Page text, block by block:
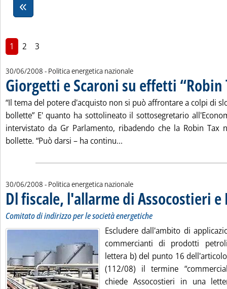
1 2 3
30/06/2008 - Politica energetica nazionale
Giorgetti e Scaroni su effetti “Robin
“Il tema del potere d'acquisto non si può affrontare a colpi di
bollette” E' quanto ha sottolineato il sottosegretario
intervistato da Gr Parlamento, ribadendo che la Robin Tax
bollette. “Può darsi – ha continu...
30/06/2008 - Politica energetica nazionale
Dl fiscale, l'allarme di Assocostieri
Comitato di indirizzo per le società energetiche
Escludere dall'ambito di
commercianti di prodotti
lettera b) del punto 16
(112/08) il termine
chiede Assocostieri in una